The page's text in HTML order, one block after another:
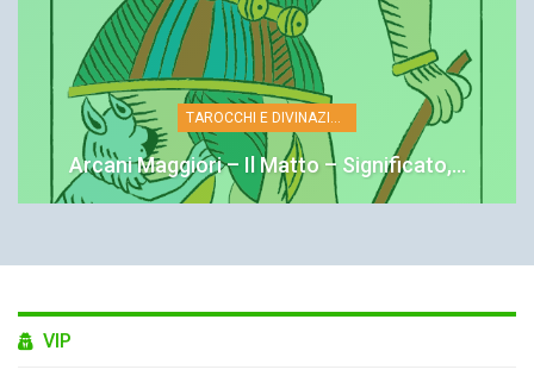
TAROCCHI E DIVINAZIONE
Arcani Maggiori – Il Matto – Significato,…
VIP